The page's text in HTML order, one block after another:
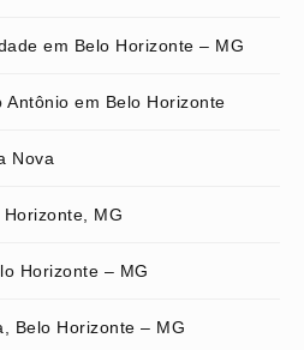
em Belo Horizonte – MG
em Belo Horizonte
Nova
MG
Horizonte – MG
Belo Horizonte – MG